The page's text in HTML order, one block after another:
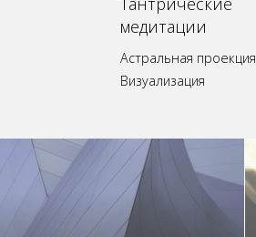
медитации
Астральная проекция
Визуализация